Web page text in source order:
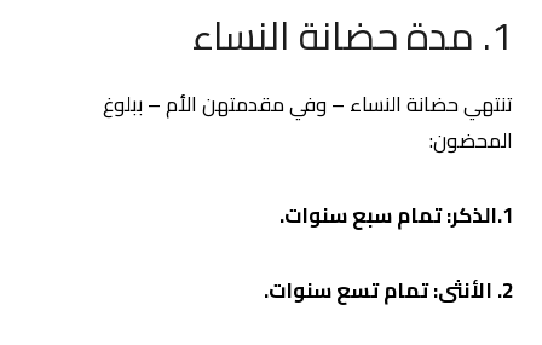
1. مدة حضانة النساء
تنتهي حضانة النساء – وفي مقدمتهن الأم – ببلوغ
المحضون:
1.الذكر: تمام سبع سنوات.
2. الأنثى: تمام تسع سنوات.